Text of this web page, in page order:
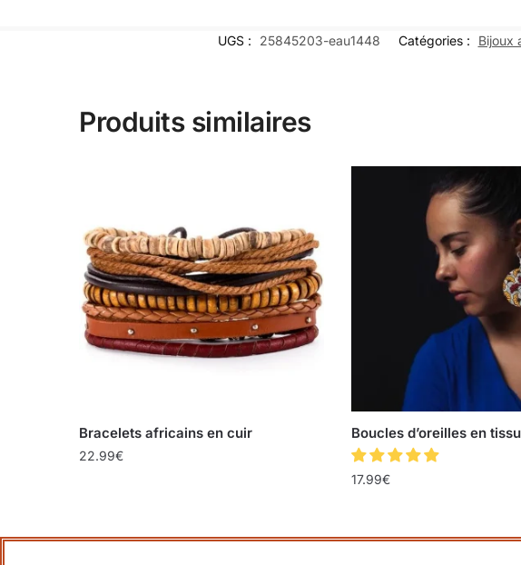
UGS : 25845203-eau1448 Catégories : Bijoux
Produits similaires
Bracelets africains en cuir
22.99€
Boucles d’oreilles en
17.99€